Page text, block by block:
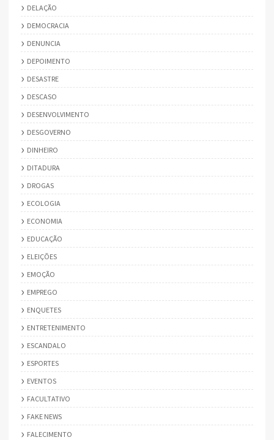
DELAÇÃO
DEMOCRACIA
DENUNCIA
DEPOIMENTO
DESASTRE
DESCASO
DESENVOLVIMENTO
DESGOVERNO
DINHEIRO
DITADURA
DROGAS
ECOLOGIA
ECONOMIA
EDUCAÇÃO
ELEIÇÕES
EMOÇÃO
EMPREGO
ENQUETES
ENTRETENIMENTO
ESCANDALO
ESPORTES
EVENTOS
FACULTATIVO
FAKE NEWS
FALECIMENTO